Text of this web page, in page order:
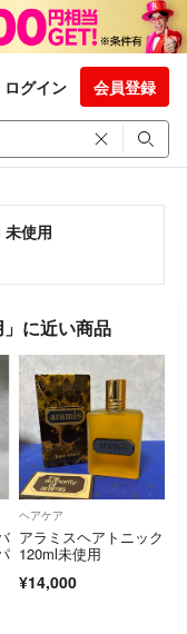
ログイン 会員登録
使用
」に近い商品
ヘアケア
アラミスヘアトニック
120ml未使用
¥14,000